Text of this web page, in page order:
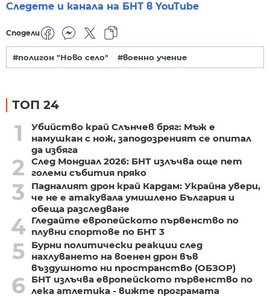
Следете и канала на БНТ в YouTube
Сподели
#полигон "Ново село" #военно учение
ТОП 24
1
Убийство край Слънчев бряг: Мъж е
намушкан с нож, заподозреният се опитал
да избяга
2
След Мондиал 2026: БНТ излъчва още пет
големи събития пряко
3
Падналият дрон край Кардам: Украйна увери,
че не е атакувала умишлено България и
обеща разследване
4 Гледайте европейското първенство по
плувни спортове по БНТ 3
5
Бурни политически реакции след
нахлуването на военен дрон във
въздушното ни пространство (ОБЗОР)
6
БНТ излъчва европейското първенство по
лека атлетика - вижте програмата